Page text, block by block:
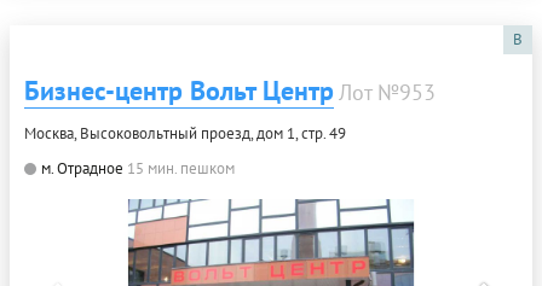
B
Бизнес-центр Вольт ЦентрЛот №953
Москва, Высоковольтный проезд, дом 1, стр. 49
м. Отрадное 15 мин. пешком